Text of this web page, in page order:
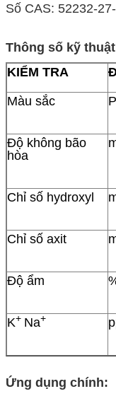
Số CAS: 52232-
Thông số kỹ
KIỂM TRA
Màu sắc
Độ không bão
hòa
Chỉ số hydroxyl
Chỉ số axit
Độ ẩm
K+ Na+
Ứng dụng chính: